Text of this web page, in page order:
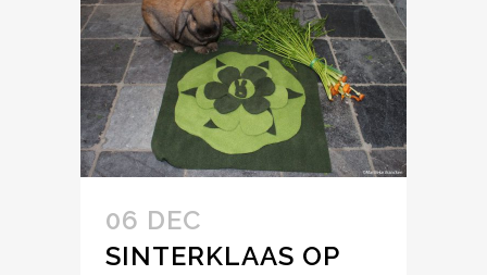
06 DEC
SINTERKLAAS OP